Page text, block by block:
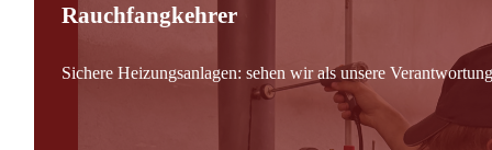
Rauchfangkehrer
Sichere Heizungsanlagen: sehen wir als unsere